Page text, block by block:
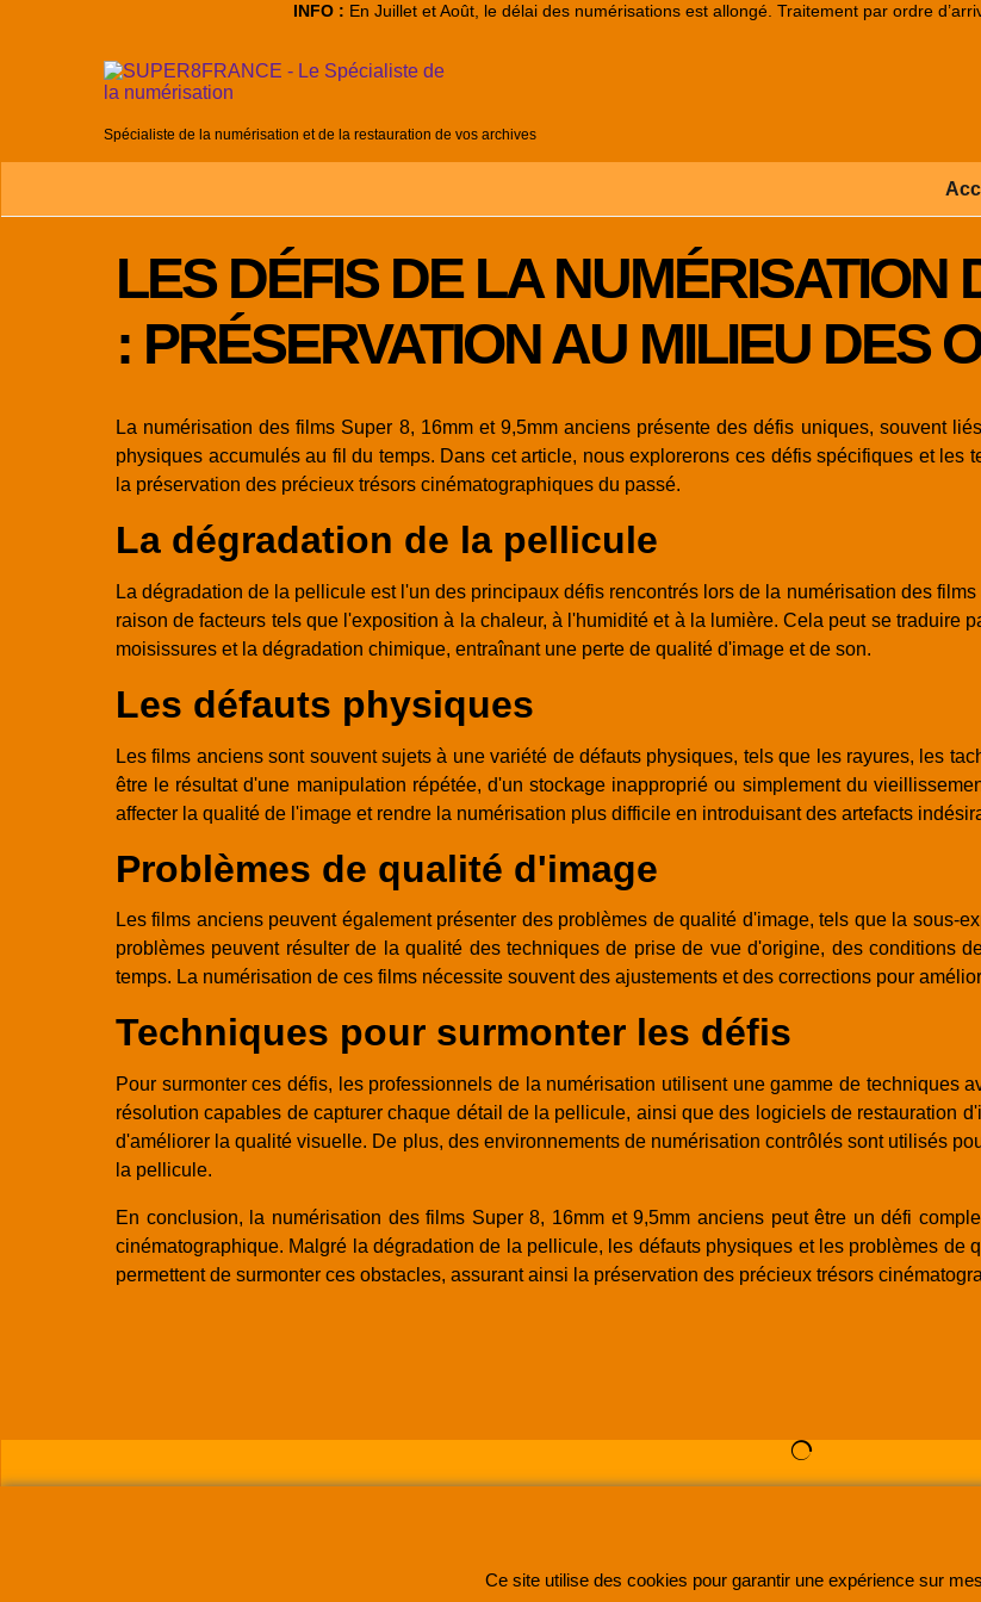
INFO : En Juillet et Août, le délai des numérisations est allongé. Traitement par ordre
Spécialiste de la numérisation et de la restauration de vos archives
LES DÉFIS DE LA NUMÉRISATION
: PRÉSERVATION AU MILIEU DES
La numérisation des films Super 8, 16mm et 9,5mm anciens présente des défis uniques, souvent
physiques accumulés au fil du temps. Dans cet article, nous explorerons ces défis spécifiques et les
la préservation des précieux trésors cinématographiques du passé.
La dégradation de la pellicule
La dégradation de la pellicule est l'un des principaux défis rencontrés lors de la numérisation des
raison de facteurs tels que l'exposition à la chaleur, à l'humidité et à la lumière. Cela peut se traduire
moisissures et la dégradation chimique, entraînant une perte de qualité d'image et de son.
Les défauts physiques
Les films anciens sont souvent sujets à une variété de défauts physiques, tels que les rayures, les
être le résultat d'une manipulation répétée, d'un stockage inapproprié ou simplement du
affecter la qualité de l'image et rendre la numérisation plus difficile en introduisant des artefacts
Problèmes de qualité d'image
Les films anciens peuvent également présenter des problèmes de qualité d'image, tels que la sous-
problèmes peuvent résulter de la qualité des techniques de prise de vue d'origine, des conditions
temps. La numérisation de ces films nécessite souvent des ajustements et des corrections pour
Techniques pour surmonter les défis
Pour surmonter ces défis, les professionnels de la numérisation utilisent une gamme de techniques
résolution capables de capturer chaque détail de la pellicule, ainsi que des logiciels de restauration
d'améliorer la qualité visuelle. De plus, des environnements de numérisation contrôlés sont utilisés
la pellicule.
En conclusion, la numérisation des films Super 8, 16mm et 9,5mm anciens peut être un défi
cinématographique. Malgré la dégradation de la pellicule, les défauts physiques et les problèmes de
permettent de surmonter ces obstacles, assurant ainsi la préservation des précieux trésors
Ce site utilise des cookies pour garantir une expérience sur